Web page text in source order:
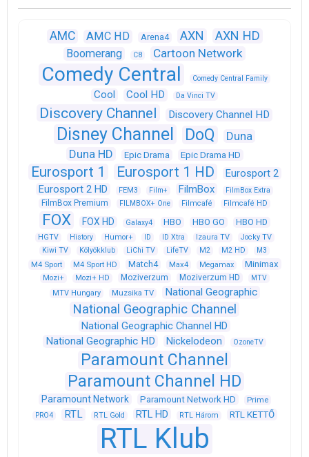
AMC AMC HD Arena4 AXN AXN HD
Boomerang C8 Cartoon Network
Comedy Central Comedy Central Family
Cool Cool HD Da Vinci TV
Discovery Channel Discovery Channel HD
Disney Channel DoQ
Duna
Duna HD
Epic Drama Epic Drama HD
Eurosport 1 Eurosport 1 HD
Eurosport 2
Eurosport 2 HD
FEM3 Film+ FilmBox FilmBox Extra
FilmBox Premium FILMBOX+ One Filmcafé Filmcafé HD
FOX FOX HD Galaxy4 HBO HBO GO HBO HD
HGTV History Humor+ ID ID Xtra Izaura TV
Jocky TV
Kiwi TV
Kölyökklub LiChi TV LifeTV M2 M2 HD M3
M4 Sport M4 Sport HD Match4 Max4 Megamax Minimax
Mozi+ Mozi+ HD Moziverzum Moziverzum HD
MTV
MTV Hungary
Muzsika TV National Geographic
National Geographic Channel
National Geographic Channel HD
National Geographic HD
Nickelodeon OzoneTV
Paramount Channel
Paramount Channel HD
Paramount Network Paramount Network HD Prime
PRO4 RTL RTL Gold RTL HD RTL Három RTL KETTŐ
RTL Klub